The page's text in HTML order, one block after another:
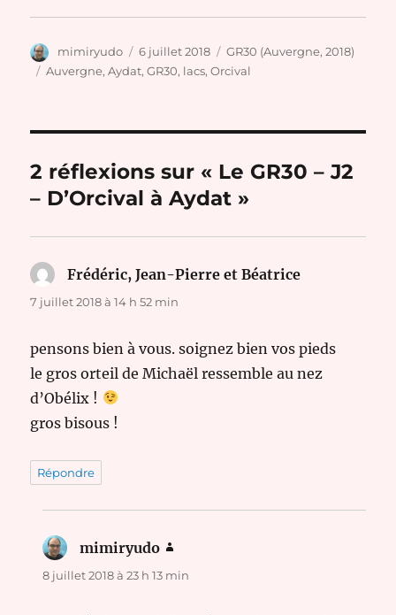
Auteur
mimiryudo
Publié
le
6 juillet 2018 Catégories
GR30 (Auvergne, 2018)
Étiquettes
Auvergne,Aydat,GR30, lacs,Orcival
2 réflexions sur « Le GR30 – J2
– D’Orcival à Aydat »
Frédéric, Jean-Pierre et Béatrice
7 juillet 2018 à 14 h 52 min
pensons bien à vous. soignez bien vos pieds
le gros orteil de Michaël ressemble au nez
d’Obélix !
gros bisous !
Répondre
mimiryudo
8 juillet 2018 à 23 h 13 min